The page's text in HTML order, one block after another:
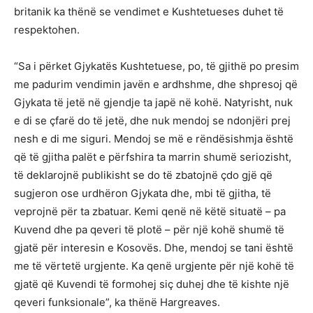
britanik ka thënë se vendimet e Kushtetueses duhet të
respektohen.
“Sa i përket Gjykatës Kushtetuese, po, të gjithë po presim
me padurim vendimin javën e ardhshme, dhe shpresoj që
Gjykata të jetë në gjendje ta japë në kohë. Natyrisht, nuk
e di se çfarë do të jetë, dhe nuk mendoj se ndonjëri prej
nesh e di me siguri. Mendoj se më e rëndësishmja është
që të gjitha palët e përfshira ta marrin shumë seriozisht,
të deklarojnë publikisht se do të zbatojnë çdo gjë që
sugjeron ose urdhëron Gjykata dhe, mbi të gjitha, të
veprojnë për ta zbatuar. Kemi qenë në këtë situatë – pa
Kuvend dhe pa qeveri të plotë – për një kohë shumë të
gjatë për interesin e Kosovës. Dhe, mendoj se tani është
me të vërtetë urgjente. Ka qenë urgjente për një kohë të
gjatë që Kuvendi të formohej siç duhej dhe të kishte një
qeveri funksionale”, ka thënë Hargreaves.